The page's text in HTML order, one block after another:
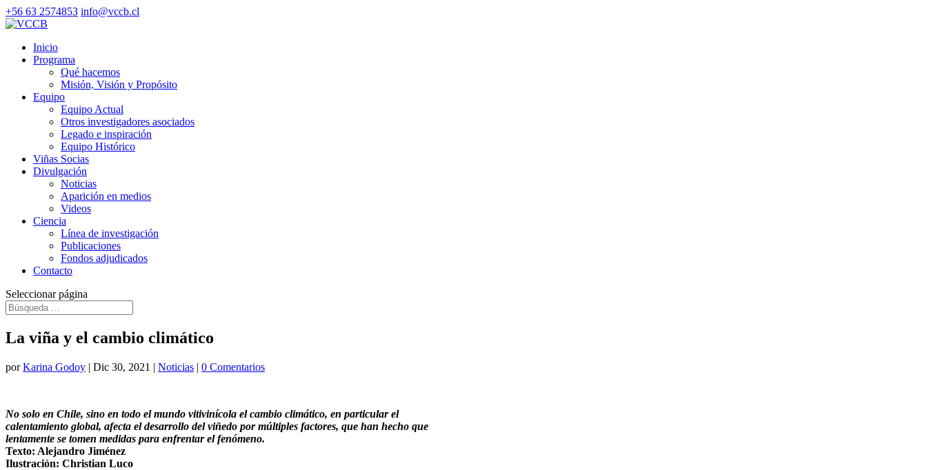
+56 63 2574853 info@vccb.cl
Inicio
Programa
Qué hacemos
Misión, Visión y Propósito
Equipo
Equipo Actual
Otros investigadores asociados
Legado e inspiración
Equipo Histórico
Viñas Socias
Divulgación
Noticias
Aparición en medios
Videos
Ciencia
Línea de investigación
Publicaciones
Fondos adjudicados
Contacto
Seleccionar página
La viña y el cambio climático
porKarina Godoy | Dic 30, 2021 | Noticias | 0 Comentarios
No solo en Chile, sino en todo el mundo vitivinícola el cambio climático, en particular el
calentamiento global, afecta el desarrollo del viñedo por múltiples factores, que han hecho que
lentamente se tomen medidas para enfrentar el fenómeno.
Texto: Alejandro Jiménez
Ilustración: Christian Luco